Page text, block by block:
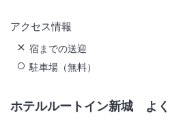
アクセス情報
宿までの送迎
駐車場（無料）
ホテルルートイン新城 よく